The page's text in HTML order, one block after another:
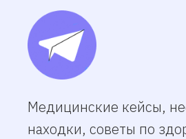
Медицинские кейсы,
находки, советы по